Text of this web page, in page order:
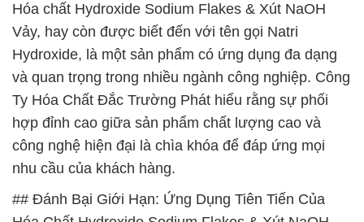
Hóa chất Hydroxide Sodium Flakes & Xút NaOH
Vảy, hay còn được biết đến với tên gọi Natri
Hydroxide, là một sản phẩm có ứng dụng đa dạng
và quan trọng trong nhiều ngành công nghiệp. Công
Ty Hóa Chất Đắc Trường Phát hiểu rằng sự phối
hợp đỉnh cao giữa sản phẩm chất lượng cao và
công nghệ hiện đại là chìa khóa để đáp ứng mọi
nhu cầu của khách hàng.
## Đánh Bại Giới Hạn: Ứng Dụng Tiên Tiến Của